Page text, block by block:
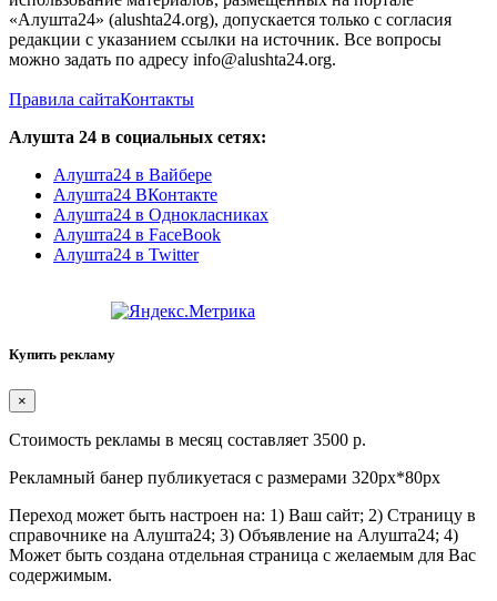
«Алушта24» (alushta24.org), допускается только с согласия
редакции с указанием ссылки на источник. Все вопросы
можно задать по адресу info@alushta24.org.
Правила сайтаКонтакты
Алушта 24 в социальных сетях:
Алушта24 в Вайбере
Алушта24 ВКонтакте
Алушта24 в Однокласниках
Алушта24 в FaceBook
Алушта24 в Twitter
Купить рекламу
×
Стоимость рекламы в месяц составляет 3500 р.
Рекламный банер публикуетася с размерами 320px*80px
Переход может быть настроен на: 1) Ваш сайт; 2) Страницу в
справочнике на Алушта24; 3) Объявление на Алушта24; 4)
Может быть создана отдельная страница с желаемым для Вас
содержимым.